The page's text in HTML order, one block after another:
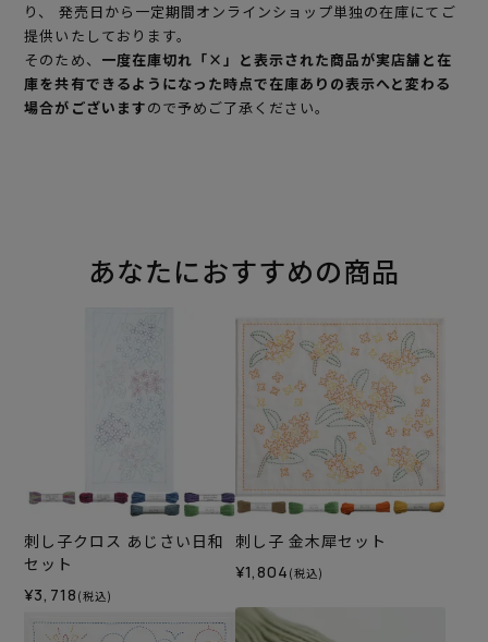
り、 発売日から一定期間オンラインショップ単独の在庫にてご
提供いたしております。
そのため、 一度在庫切れ「×」と表示された商品が実店舗と在
庫を共有できるようになった時点で在庫ありの表示へと変わる
場合がございますので予めご了承ください。
あなたにおすすめの商品
刺し子クロス あじさい日和
セット
¥3,718 (税込)
刺し子 金木犀セット
¥1,804 (税込)